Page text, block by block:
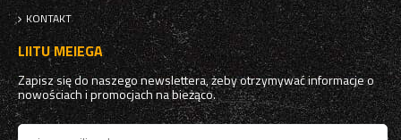
KONTAKT
LIITU MEIEGA
Zapisz się do naszego newslettera, żeby otrzymywać informacje o
nowościach i promocjach na bieżąco.